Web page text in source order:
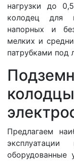
нагрузки до
колодец для
напорных и
мелких и
патрубками под
Предлагаем
оборудованные